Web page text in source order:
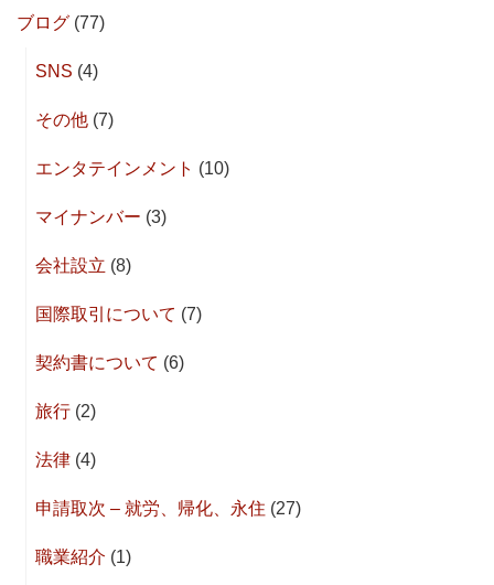
ブログ (77)
SNS (4)
その他 (7)
エンタテインメント (10)
マイナンバー (3)
会社設立 (8)
国際取引について (7)
契約書について (6)
旅行 (2)
法律 (4)
申請取次 – 就労、帰化、永住 (27)
職業紹介 (1)